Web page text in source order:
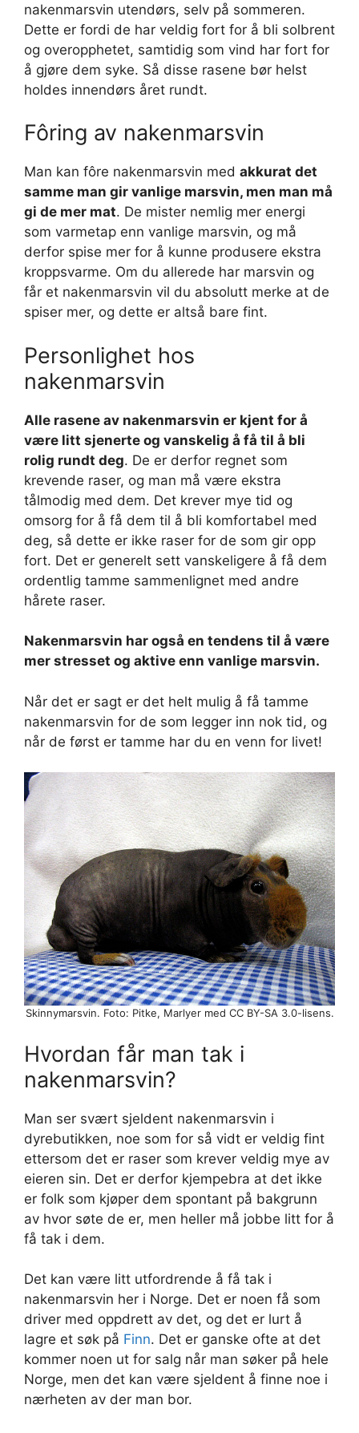
nakenmarsvin utendørs, selv på sommeren.
Dette er fordi de har veldig fort for å bli solbrent
og overopphetet, samtidig som vind har fort for
å gjøre dem syke. Så disse rasene bør helst
holdes innendørs året rundt.
Fôring av nakenmarsvin
Man kan fôre nakenmarsvin med akkurat det
samme man gir vanlige marsvin, men man må
gi de mer mat. De mister nemlig mer energi
som varmetap enn vanlige marsvin, og må
derfor spise mer for å kunne produsere ekstra
kroppsvarme. Om du allerede har marsvin og
får et nakenmarsvin vil du absolutt merke at de
spiser mer, og dette er altså bare fint.
Personlighet hos
nakenmarsvin
Alle rasene av nakenmarsvin er kjent for å
være litt sjenerte og vanskelig å få til å bli
rolig rundt deg. De er derfor regnet som
krevende raser, og man må være ekstra
tålmodig med dem. Det krever mye tid og
omsorg for å få dem til å bli komfortabel med
deg, så dette er ikke raser for de som gir opp
fort. Det er generelt sett vanskeligere å få dem
ordentlig tamme sammenlignet med andre
hårete raser.
Nakenmarsvin har også en tendens til å være
mer stresset og aktive enn vanlige marsvin.
Når det er sagt er det helt mulig å få tamme
nakenmarsvin for de som legger inn nok tid, og
når de først er tamme har du en venn for livet!
Skinnymarsvin. Foto: Pitke, Marlyer med CC BY-SA 3.0-lisens.
Hvordan får man tak i
nakenmarsvin?
Man ser svært sjeldent nakenmarsvin i
dyrebutikken, noe som for så vidt er veldig fint
ettersom det er raser som krever veldig mye av
eieren sin. Det er derfor kjempebra at det ikke
er folk som kjøper dem spontant på bakgrunn
av hvor søte de er, men heller må jobbe litt for å
få tak i dem.
Det kan være litt utfordrende å få tak i
nakenmarsvin her i Norge. Det er noen få som
driver med oppdrett av det, og det er lurt å
lagre et søk på Finn. Det er ganske ofte at det
kommer noen ut for salg når man søker på hele
Norge, men det kan være sjeldent å finne noe i
nærheten av der man bor.